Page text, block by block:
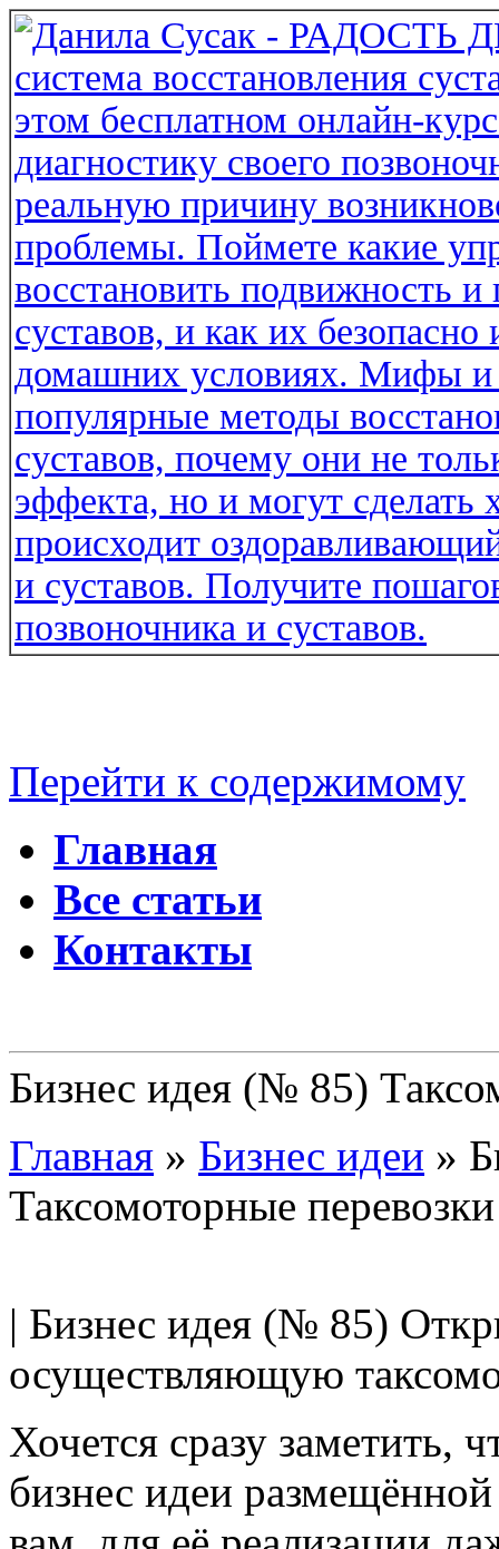
Перейти к содержимому
Главная
Все статьи
Контакты
Бизнес идея (№ 85)
Главная » Бизнес идеи »
Таксомоторные перевозки
| Бизнес идея (№ 85)
осуществляющую
Хочется сразу заметить,
бизнес идеи